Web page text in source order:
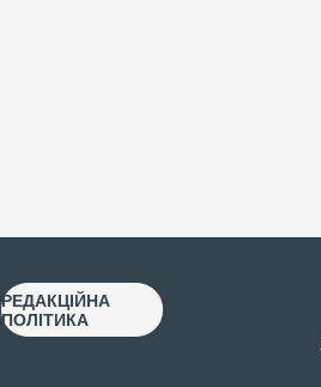
РЕДАКЦІЙНА
ПОЛІТИКА